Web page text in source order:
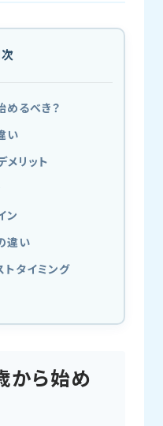
るべき？
い
メリット
ン
違い
タイミング
から始め